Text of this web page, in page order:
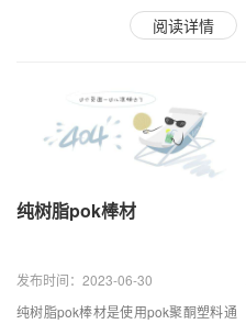
阅读详情
纯树脂pok棒材
发布时间：2023-06-30
纯树脂pok棒材是使用pok聚酮塑料通